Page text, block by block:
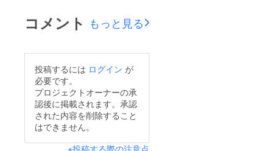
コメント もっと見る
投稿するには ログイン が
必要です。
プロジェクトオーナーの承
認後に掲載されます。承認
された内容を削除すること
はできません。
※投稿する際の注意点